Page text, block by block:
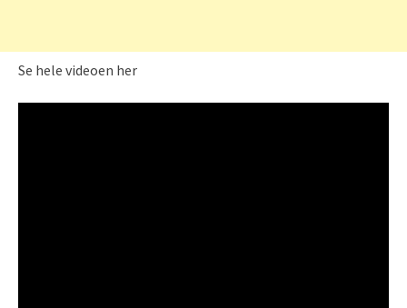
Se hele videoen her